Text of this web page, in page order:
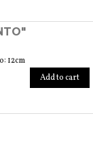
12cm
Add to cart